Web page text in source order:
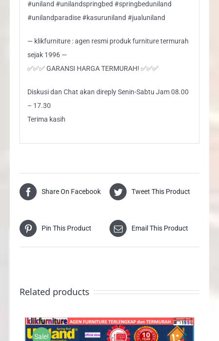
#uniland #unilandspringbed #springbeduniland
#unilandparadise #kasuruniland #jualuniland
— klikfurniture : agen resmi produk furniture termurah
sejak 1996 —
✅✅✅ GARANSI HARGA TERMURAH! ✅✅✅
Diskusi dan Chat akan direply Senin-Sabtu Jam 08.00
– 17.30
Terima kasih
Share On Facebook Tweet This Product
Pin This Product Email This Product
Related products
Sale!